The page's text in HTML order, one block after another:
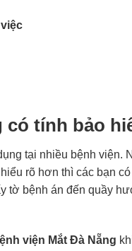
có tính bảo
tại nhiều bệnh
rõ hơn thì các bạn
tờ bệnh án đến quầy
viện Mắt Đà Nẵng